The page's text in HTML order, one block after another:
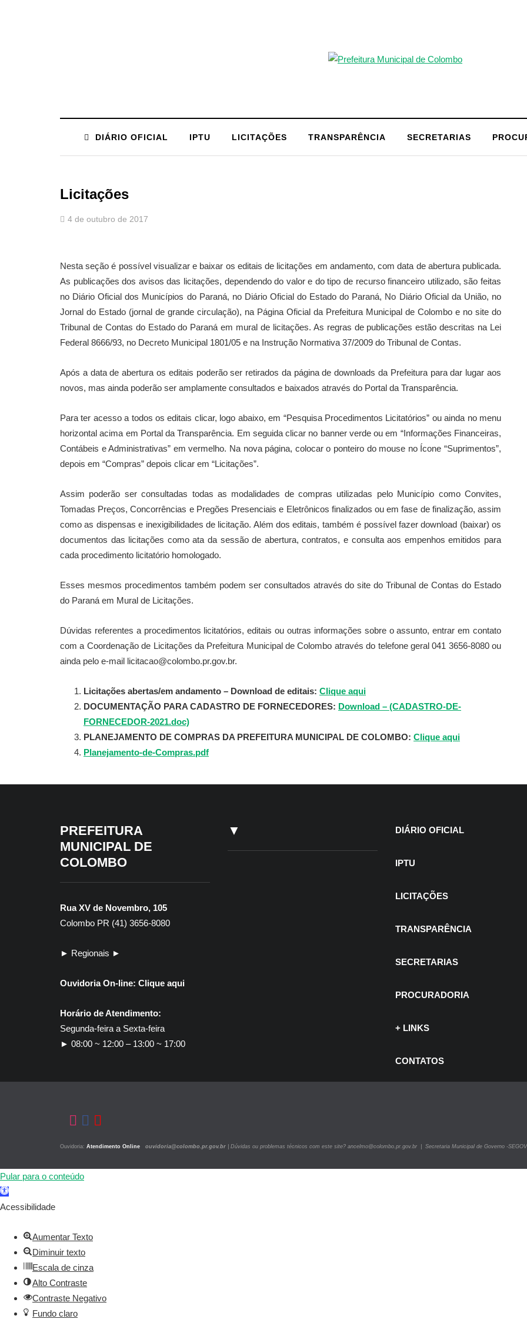
DIÁRIO OFICIAL IPTU LICITAÇÕES TRANSPARÊNCIA SECRETARIAS
Licitações
4 de outubro de 2017
Nesta seção é possível visualizar e baixar os editais de licitações em andamento, com data de abertura publicada.
As publicações dos avisos das licitações, dependendo do valor e do tipo de recurso financeiro utilizado, são feitas
no Diário Oficial dos Municípios do Paraná, no Diário Oficial do Estado do Paraná, No Diário Oficial da União, no
Jornal do Estado (jornal de grande circulação), na Página Oficial da Prefeitura Municipal de Colombo e no site do
Tribunal de Contas do Estado do Paraná em mural de licitações. As regras de publicações estão descritas na Lei
Federal 8666/93, no Decreto Municipal 1801/05 e na Instrução Normativa 37/2009 do Tribunal de Contas.
Após a data de abertura os editais poderão ser retirados da página de downloads da Prefeitura para dar lugar aos
novos, mas ainda poderão ser amplamente consultados e baixados através do Portal da Transparência.
Para ter acesso a todos os editais clicar, logo abaixo, em “Pesquisa Procedimentos Licitatórios” ou ainda no menu
horizontal acima em Portal da Transparência. Em seguida clicar no banner verde ou em “Informações Financeiras,
Contábeis e Administrativas” em vermelho. Na nova página, colocar o ponteiro do mouse no Ícone “Suprimentos”,
depois em “Compras” depois clicar em “Licitações”.
Assim poderão ser consultadas todas as modalidades de compras utilizadas pelo Município como Convites,
Tomadas Preços, Concorrências e Pregões Presenciais e Eletrônicos finalizados ou em fase de finalização, assim
como as dispensas e inexigibilidades de licitação. Além dos editais, também é possível fazer download (baixar) os
documentos das licitações como ata da sessão de abertura, contratos, e consulta aos empenhos emitidos para
cada procedimento licitatório homologado.
Esses mesmos procedimentos também podem ser consultados através do site do Tribunal de Contas do Estado
do Paraná em Mural de Licitações.
Dúvidas referentes a procedimentos licitatórios, editais ou outras informações sobre o assunto, entrar em contato
com a Coordenação de Licitações da Prefeitura Municipal de Colombo através do telefone geral 041 3656-8080 ou
ainda pelo e-mail licitacao@colombo.pr.gov.br.
Licitações abertas/em andamento – Download de editais: Clique aqui
DOCUMENTAÇÃO PARA CADASTRO DE FORNECEDORES: Download – (CADASTRO-DE-
FORNECEDOR-2021.doc)
PLANEJAMENTO DE COMPRAS DA PREFEITURA MUNICIPAL DE COLOMBO: Clique aqui
Planejamento-de-Compras.pdf
PREFEITURA
MUNICIPAL DE
COLOMBO
Rua XV de Novembro, 105
Colombo PR (41) 3656-8080
► Regionais ►
Ouvidoria On-line: Clique aqui
Horário de Atendimento:
Segunda-feira a Sexta-feira
► 08:00 ~ 12:00 – 13:00 ~ 17:00
▼
Concurso e
DIÁRIO OFICIAL
IPTU
LICITAÇÕES
TRANSPARÊNCIA
SECRETARIAS
PROCURADORIA
+ LINKS
CONTATOS
Ouvidoria: Atendimento Online ouvidoria@colombo.pr.gov.br Dúvidas ou problemas técnicos com este site? ancelmo@colombo.pr.gov.br | Secretaria Municipal de Governo -SEGOV
Pular para o conteúdo
Barra
de
Aberta
Acessibilidade
Aumentar Texto
Diminuir texto
Escala de cinza
Alto Contraste
Contraste Negativo
Fundo claro